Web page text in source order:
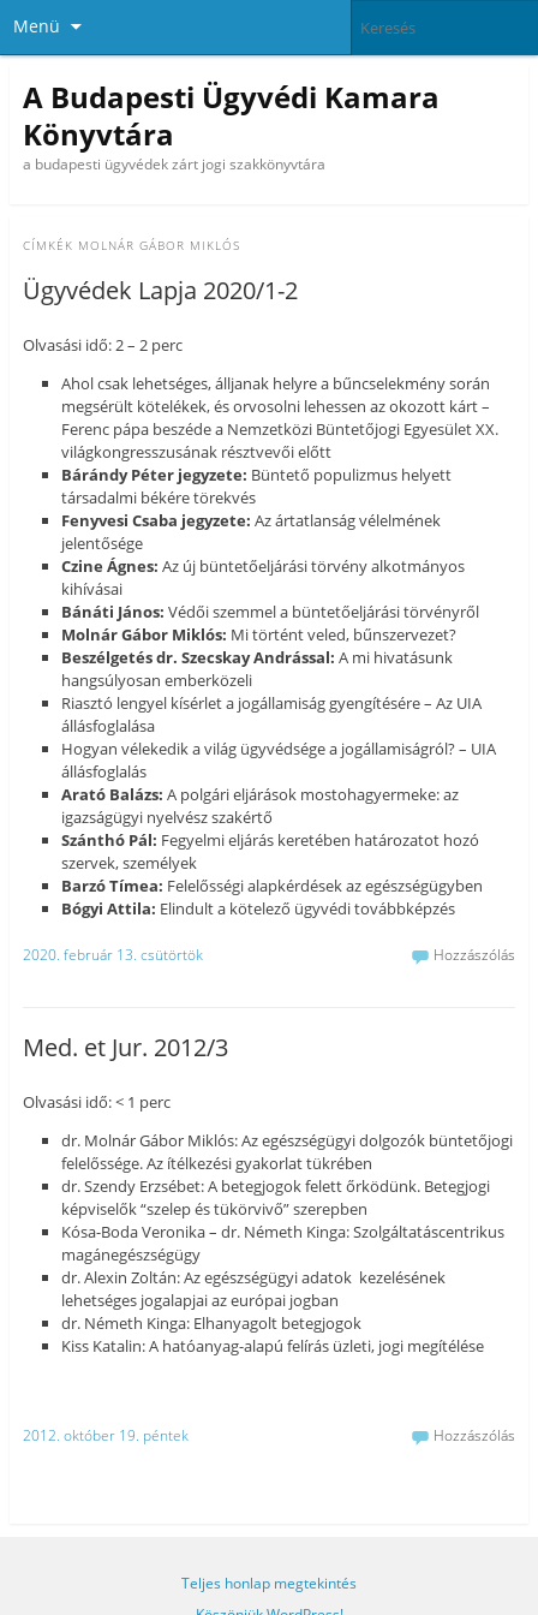
Menü
A Budapesti Ügyvédi Kamara
Könyvtára
a budapesti ügyvédek zárt jogi szakkönyvtára
CÍMKÉK MOLNÁR GÁBOR MIKLÓS
Ügyvédek Lapja 2020/1-2
Olvasási idő: 2 – 2 perc
Ahol csak lehetséges, álljanak helyre a bűncselekmény során
megsérült kötelékek, és orvosolni lehessen az okozott kárt –
Ferenc pápa beszéde a Nemzetközi Büntetőjogi Egyesület XX.
világkongresszusának résztvevői előtt
Bárándy Péter jegyzete: Büntető populizmus helyett
társadalmi békére törekvés
Fenyvesi Csaba jegyzete: Az ártatlanság vélelmének
jelentősége
Czine Ágnes: Az új büntetőeljárási törvény alkotmányos
kihívásai
Bánáti János: Védői szemmel a büntetőeljárási törvényről
Molnár Gábor Miklós: Mi történt veled, bűnszervezet?
Beszélgetés dr. Szecskay Andrással: A mi hivatásunk
hangsúlyosan emberközeli
Riasztó lengyel kísérlet a jogállamiság gyengítésére – Az UIA
állásfoglalása
Hogyan vélekedik a világ ügyvédsége a jogállamiságról? – UIA
állásfoglalás
Arató Balázs: A polgári eljárások mostohagyermeke: az
igazságügyi nyelvész szakértő
Szánthó Pál: Fegyelmi eljárás keretében határozatot hozó
szervek, személyek
Barzó Tímea: Felelősségi alapkérdések az egészségügyben
Bógyi Attila: Elindult a kötelező ügyvédi továbbképzés
2020. február 13. csütörtök Hozzászólás
Med. et Jur. 2012/3
Olvasási idő: < 1 perc
dr. Molnár Gábor Miklós: Az egészségügyi dolgozók büntetőjogi
felelőssége. Az ítélkezési gyakorlat tükrében
dr. Szendy Erzsébet: A betegjogok felett őrködünk. Betegjogi
képviselők “szelep és tükörvivő” szerepben
Kósa-Boda Veronika – dr. Németh Kinga: Szolgáltatáscentrikus
magánegészségügy
dr. Alexin Zoltán: Az egészségügyi adatok kezelésének
lehetséges jogalapjai az európai jogban
dr. Németh Kinga: Elhanyagolt betegjogok
Kiss Katalin: A hatóanyag-alapú felírás üzleti, jogi megítélése
2012. október 19. péntek Hozzászólás
Teljes honlap megtekintés